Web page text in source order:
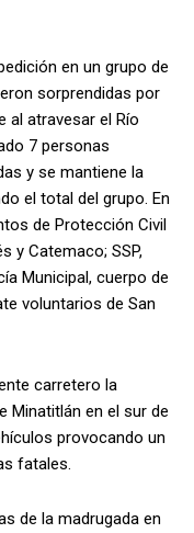
en un grupo de
sorprendidas por
al atravesar el Río
7 personas
y se mantiene la
el total del grupo. En
de Protección Civil
y Catemaco; SSP,
Municipal, cuerpo de
voluntarios de San
carretero la
Minatitlán en el sur de
provocando un
fatales.
de la madrugada en